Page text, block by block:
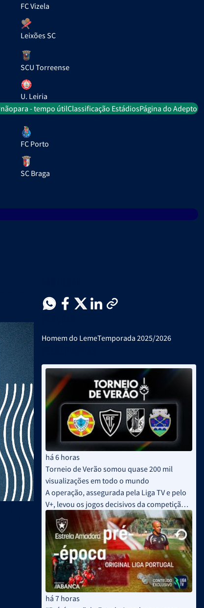
FC Vizela
Leixões SC
SCU Torreense
U. Leiria
- tempo útilClassificação EstádiosPágina do Adepto
FC Porto
SC Braga
Homem do LemeTemporada 2025/2026
há 6 horas
Torneio de Verão somou quase 200 mil
visualizações em todo o mundo
A operação, assegurada pela Liga TV e pelo
V+, levou os jogos decisivos da competição a
um total de 67 países
há 7 horas